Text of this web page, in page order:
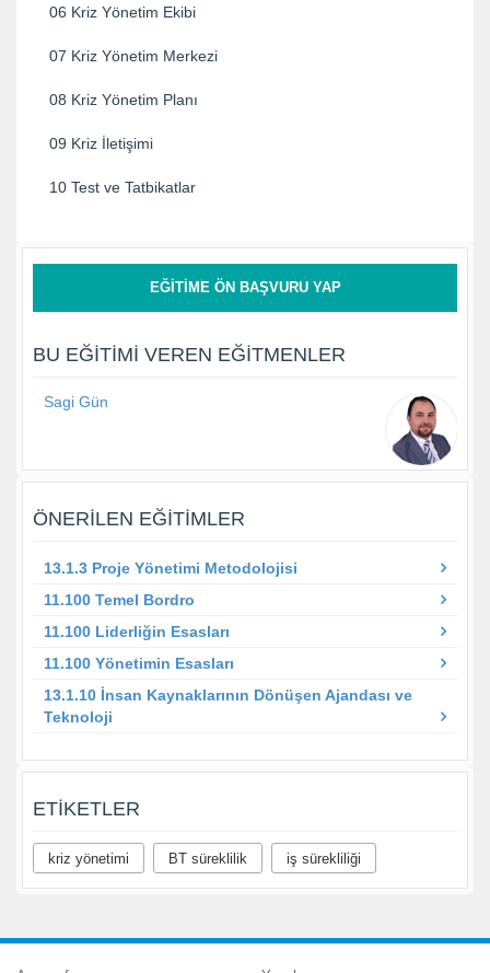
06 Kriz Yönetim Ekibi
07 Kriz Yönetim Merkezi
08 Kriz Yönetim Planı
09 Kriz İletişimi
10 Test ve Tatbikatlar
EĞITIME ÖN BAŞVURU YAP
BU EĞITIMI VEREN EĞITMENLER
Sagi Gün
ÖNERILEN EĞITIMLER
13.1.3 Proje Yönetimi Metodolojisi
11.100 Temel Bordro
11.100 Liderliğin Esasları
11.100 Yönetimin Esasları
13.1.10 İnsan Kaynaklarının Dönüşen Ajandası ve
Teknoloji
ETIKETLER
kriz yönetimi BT süreklilik iş sürekliliği